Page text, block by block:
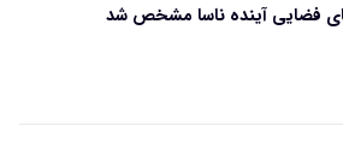
فضایی آینده ناسا مشخص شد